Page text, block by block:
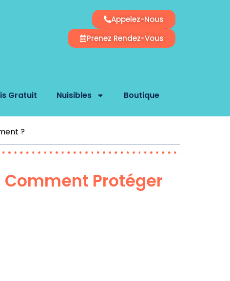
Appelez-Nous
Prenez Rendez-Vous
Gratuit Nuisibles Boutique
?
Comment Protéger